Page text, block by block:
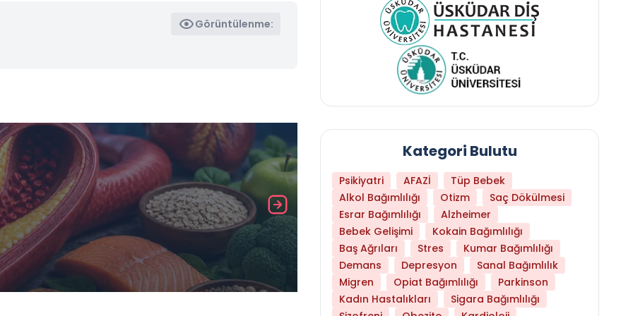
Görüntülenme:
Daha Az Protein Tüketmek Yaşlanmayı
Kategori Bulutu
Psikiyatri AFAZİ
Tüp Bebek
Alkol Bağımlılığı
Otizm
Saç Dökülmesi
Esrar Bağımlılığı
Alzheimer
Bebek Gelişimi
Kokain Bağımlılığı
Baş Ağrıları
Stres
Kumar Bağımlılığı
Demans
Depresyon
Sanal Bağımlılık
Migren
Opiat Bağımlılığı
Parkinson
Kadın Hastalıkları
Sigara Bağımlılığı